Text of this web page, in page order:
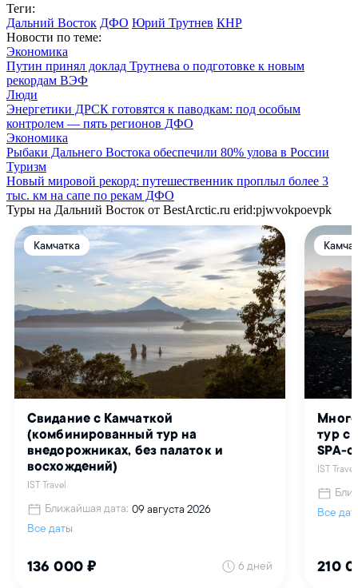
Теги:
Дальний Восток ДФО Юрий Трутнев КНР
Новости по теме:
Экономика
Путин принял доклад Трутнева о подготовке к новым
рекордам ВЭФ
Люди
Энергетики ДРСК готовятся к паводкам: под особым
контролем — пять регионов ДФО
Экономика
Рыбаки Дальнего Востока обеспечили 80% улова в России
Туризм
Новый мировой рекорд: путешественник проплыл более 3
тыс. км на сапе по рекам ДФО
Туры на Дальний Восток от BestArctic.ru erid:pjwvokpoevpk